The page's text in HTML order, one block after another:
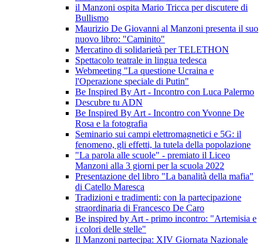
il Manzoni ospita Mario Tricca per discutere di
Bullismo
Maurizio De Giovanni al Manzoni presenta il suo
nuovo libro: "Caminito"
Mercatino di solidarietà per TELETHON
Spettacolo teatrale in lingua tedesca
Webmeeting "La questione Ucraina e
l'Operazione speciale di Putin"
Be Inspired By Art - Incontro con Luca Palermo
Descubre tu ADN
Be Inspired By Art - Incontro con Yvonne De
Rosa e la fotografia
Seminario sui campi elettromagnetici e 5G: il
fenomeno, gli effetti, la tutela della popolazione
"La parola alle scuole" - premiato il Liceo
Manzoni alla 3 giorni per la scuola 2022
Presentazione del libro "La banalità della mafia"
di Catello Maresca
Tradizioni e tradimenti: con la partecipazione
straordinaria di Francesco De Caro
Be inspired by Art - primo incontro: "Artemisia e
i colori delle stelle"
Il Manzoni partecipa: XIV Giornata Nazionale